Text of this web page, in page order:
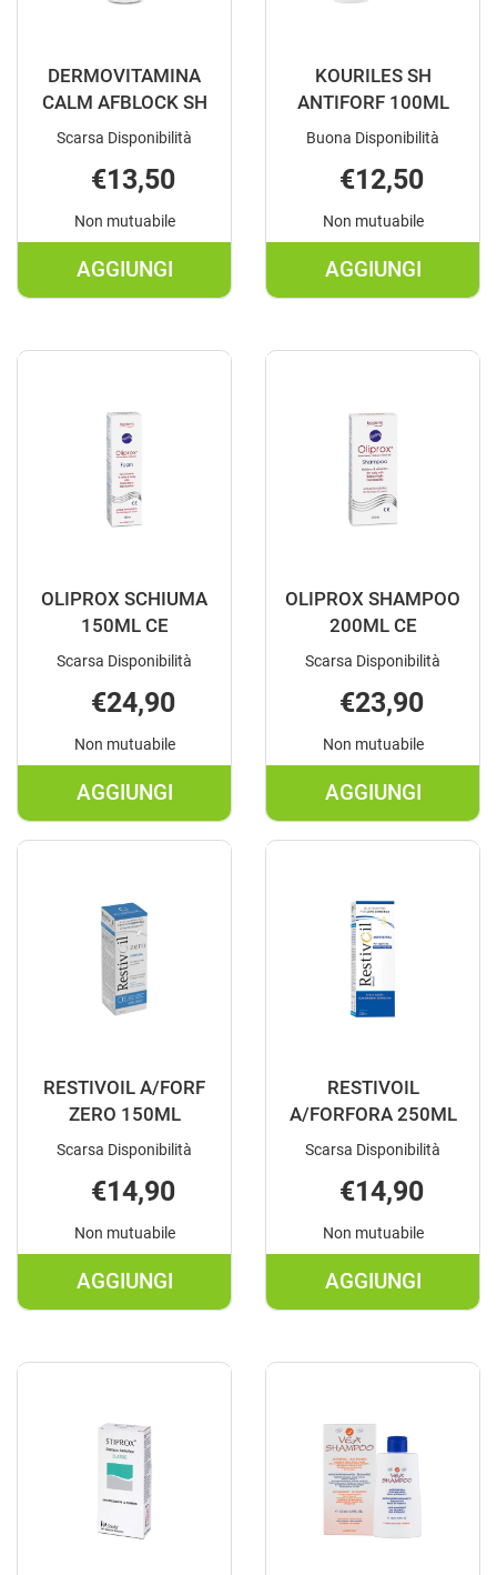
DERMOVITAMINA
CALM AFBLOCK SH
Scarsa Disponibilità
€13,50
Non mutuabile
AGGIUNGI
AGGIUNGI DERMOVITAMINA
AFBLOCK
KOURILES SH
ANTIFORF 100ML
Buona Disponibilità
€12,50
Non mutuabile
AGGIUNGI
AGGIUNGI
ANTIFORF
OLIPROX SCHIUMA
150ML CE
Scarsa Disponibilità
€24,90
Non mutuabile
AGGIUNGI
AGGIUNGI OLIPROX
SCHIUMA
CE AL
CARRELLO
OLIPROX SHAMPOO
200ML CE
Scarsa Disponibilità
€23,90
Non mutuabile
AGGIUNGI
AGGIUNGI
SHAMPOO
CE AL
CARRELLO
RESTIVOIL A/FORF
ZERO 150ML
Scarsa Disponibilità
€14,90
Non mutuabile
AGGIUNGI
AGGIUNGI RESTIVOIL
ZERO
RESTIVOIL
A/FORFORA 250ML
Scarsa Disponibilità
€14,90
Non mutuabile
AGGIUNGI
AGGIUNGI
250ML AL